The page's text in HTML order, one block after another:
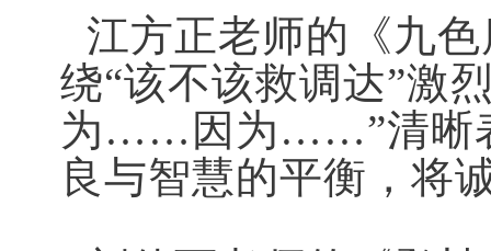
江方正老师的《九
绕“该不该救调达”激
为……因为……”清晰
良与智慧的平衡，将